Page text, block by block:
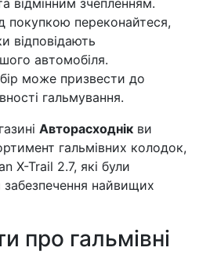
відмінним зчепленням.
покупкою переконайтеся,
відповідають
автомобіля.
може призвести до
гальмування.
Авторасходнік ви
гальмівних колодок,
X-Trail 2.7, які були
забезпечення найвищих
про гальмівні